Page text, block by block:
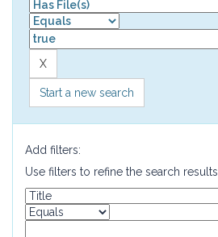
Start a new search
Add filters:
Use filters to refine the search results.